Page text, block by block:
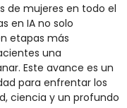
de mujeres en todo el
en IA no solo
etapas más
una
Este avance es un
para enfrentar los
ciencia y un profundo